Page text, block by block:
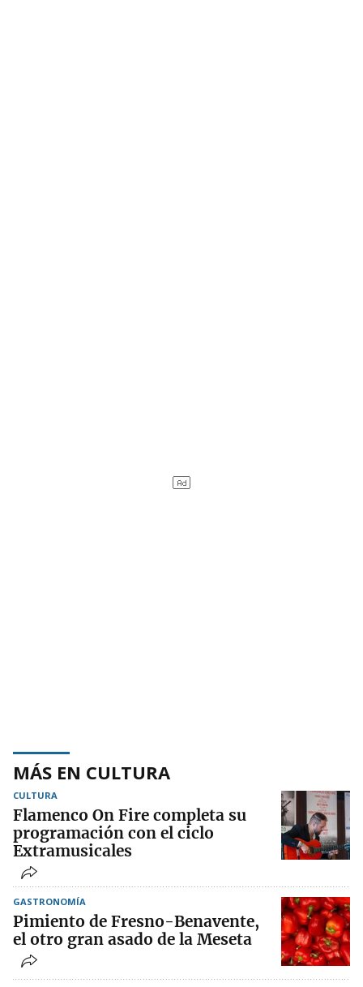
MÁS EN CULTURA
CULTURA
Flamenco On Fire completa su
programación con el ciclo
Extramusicales
GASTRONOMÍA
Pimiento de Fresno-Benavente,
el otro gran asado de la Meseta